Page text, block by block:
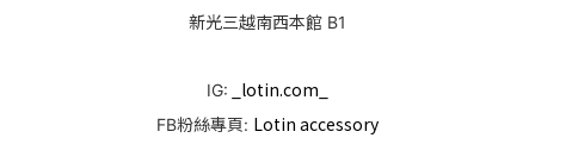
新光三越南西本館 B1
IG: _lotin.com_
FB粉絲專頁: Lotin accessory